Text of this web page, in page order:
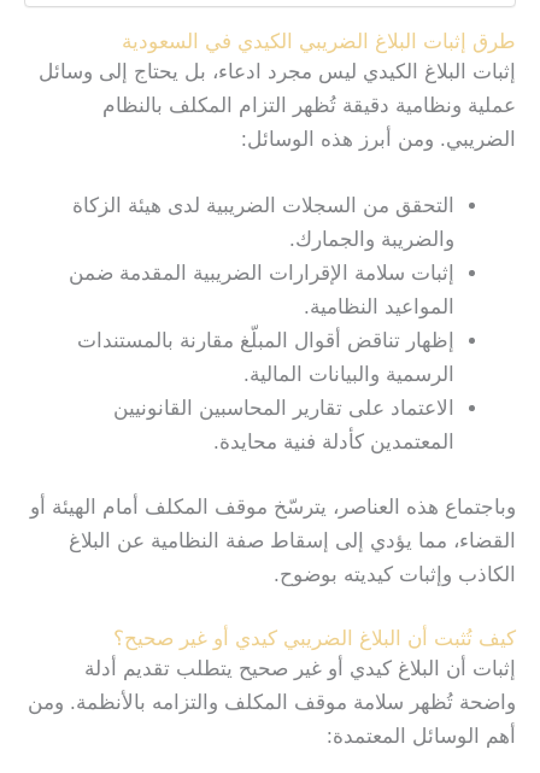
طرق إثبات البلاغ الضريبي الكيدي في السعودية
إثبات البلاغ الكيدي ليس مجرد ادعاء، بل يحتاج إلى وسائل
عملية ونظامية دقيقة تُظهر التزام المكلف بالنظام
الضريبي. ومن أبرز هذه الوسائل:
التحقق من السجلات الضريبية لدى هيئة الزكاة
والضريبة والجمارك.
إثبات سلامة الإقرارات الضريبية المقدمة ضمن
المواعيد النظامية.
إظهار تناقض أقوال المبلّغ مقارنة بالمستندات
الرسمية والبيانات المالية.
الاعتماد على تقارير المحاسبين القانونيين
المعتمدين كأدلة فنية محايدة.
وباجتماع هذه العناصر، يترسّخ موقف المكلف أمام الهيئة أو
القضاء، مما يؤدي إلى إسقاط صفة النظامية عن البلاغ
الكاذب وإثبات كيديته بوضوح.
كيف تُثبت أن البلاغ الضريبي كيدي أو غير صحيح؟
إثبات أن البلاغ كيدي أو غير صحيح يتطلب تقديم أدلة
واضحة تُظهر سلامة موقف المكلف والتزامه بالأنظمة. ومن
أهم الوسائل المعتمدة: